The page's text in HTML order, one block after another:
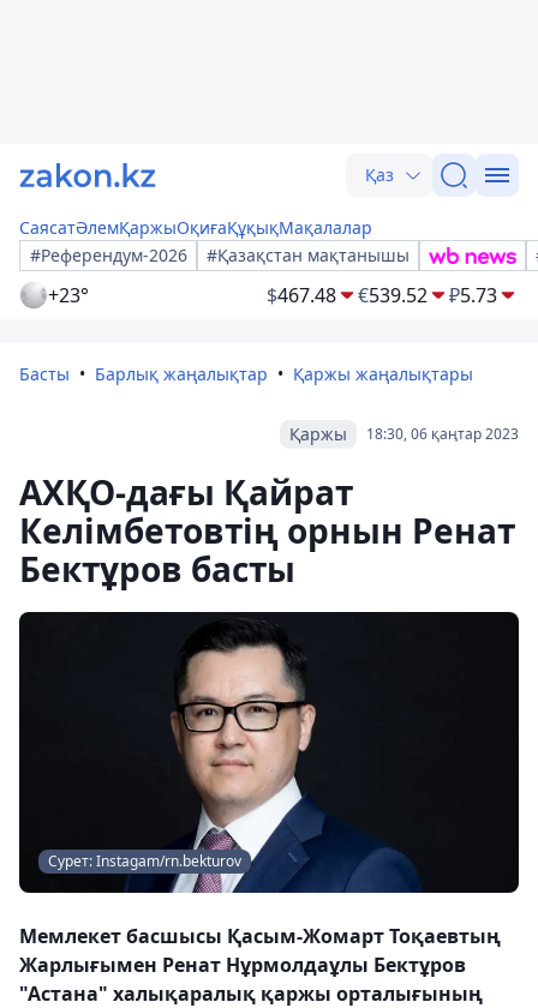
Қаз
СаясатӘлемҚаржыОқиғаҚұқықМақалалар
#Референдум-2026
#Қазақстан мақтанышы
+23° $467.48 €539.52 ₽5.73
Басты Барлық жаңалықтар Қаржы жаңалықтары
18:30, 06 қаңтар 2023
Қаржы
АХҚО-дағы Қайрат
Келімбетовтің орнын Ренат
Бектұров басты
Сурет: Instagam/rn.bekturov
Мемлекет басшысы Қасым-Жомарт Тоқаевтың
Жарлығымен Ренат Нұрмолдаұлы Бектұров
"Астана" халықаралық қаржы орталығының